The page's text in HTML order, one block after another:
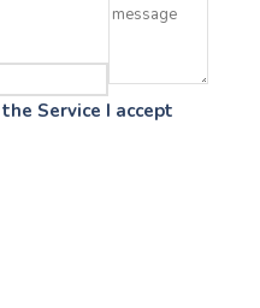
Service I accept